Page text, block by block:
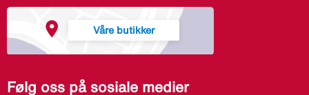
Våre butikker
Følg oss på sosiale medier